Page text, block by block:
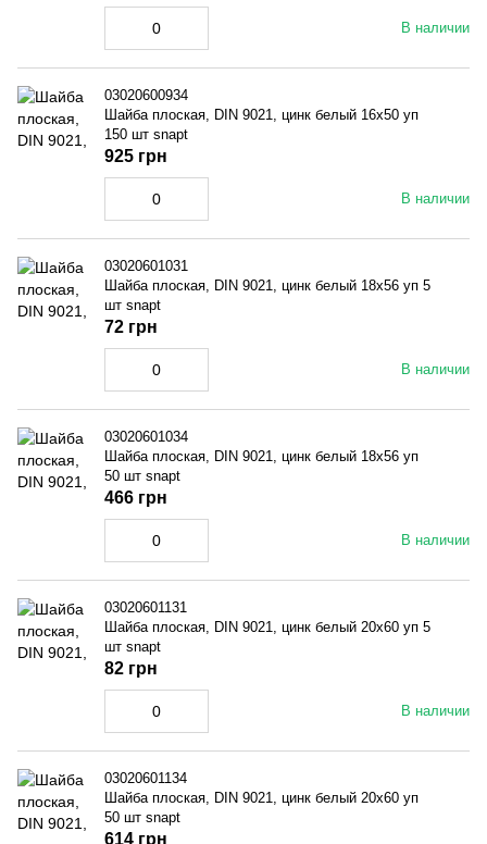
В наличии
03020600934
Шайба плоская, DIN 9021, цинк белый 16x50 уп
150 шт snapt
В наличии
925 грн
03020601031
Шайба плоская, DIN 9021, цинк белый 18x56 уп 5
шт snapt
В наличии
72 грн
03020601034
Шайба плоская, DIN 9021, цинк белый 18x56 уп
50 шт snapt
В наличии
466 грн
03020601131
Шайба плоская, DIN 9021, цинк белый 20x60 уп 5
шт snapt
В наличии
82 грн
03020601134
Шайба плоская, DIN 9021, цинк белый 20x60 уп
50 шт snapt
614 грн